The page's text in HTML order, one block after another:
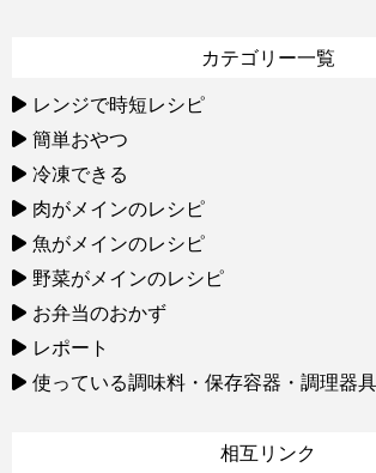
カテゴリー一覧
レンジで時短レシピ
簡単おやつ
冷凍できる
肉がメインのレシピ
魚がメインのレシピ
野菜がメインのレシピ
お弁当のおかず
レポート
使っている調味料・保存容器・調理器具
相互リンク